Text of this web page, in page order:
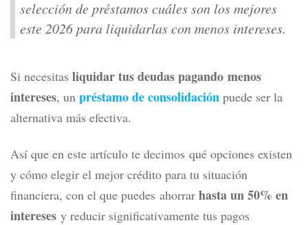
selección de préstamos cuáles son los mejores
este 2026 para liquidarlas con menos intereses.
Si necesitas liquidar tus deudas pagando menos
intereses, un préstamo de consolidación puede ser la
alternativa más efectiva.
Así que en este artículo te decimos qué opciones existen
y cómo elegir el mejor crédito para tu situación
financiera, con el que puedes ahorrar hasta un 50% en
intereses y reducir significativamente tus pagos